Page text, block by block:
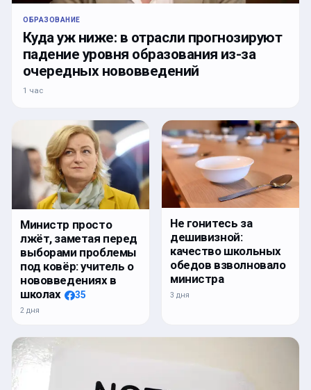
ОБРАЗОВАНИЕ
Куда уж ниже: в отрасли прогнозируют
падение уровня образования из-за
очередных нововведений
1 час
Министр просто
лжёт, заметая перед
выборами проблемы
под ковёр: учитель о
нововведениях в
школах
35
2 дня
Не гонитесь за
дешивизной:
качество школьных
обедов взволновало
министра
3 дня